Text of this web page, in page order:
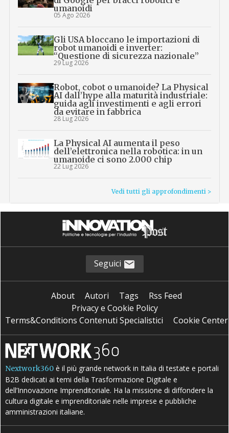
umanoidi
05 Ago 2026
Gli USA bloccano le importazioni di
robot umanoidi e inverter:
“Questione di sicurezza nazionale”
29 Lug 2026
Robot, cobot o umanoide? La Physical
AI dall’hype alla maturità industriale:
guida agli investimenti e agli errori
da evitare in fabbrica
28 Lug 2026
La Physical AI aumenta il peso
dell’elettronica nella robotica: in un
umanoide ci sono 2.000 chip
22 Lug 2026
Vedi tutti gli approfondimenti >
Seguici
About Autori Tags
Rss Feed
Privacy e Cookie Policy
Terms&Conditions Contenuti Specialistici
Cookie Center
Nextwork360 è il più grande network in Italia di testate e portali
B2B dedicati ai temi della Trasformazione Digitale e
dell’Innovazione Imprenditoriale. Ha la missione di diffondere la
cultura digitale e imprenditoriale nelle imprese e pubbliche
amministrazioni italiane.